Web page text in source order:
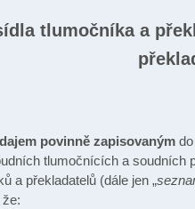
tlumočníka a
povinně zapisovaným
tlumočnících a soudních
a překladatelů (dále jen „
že: